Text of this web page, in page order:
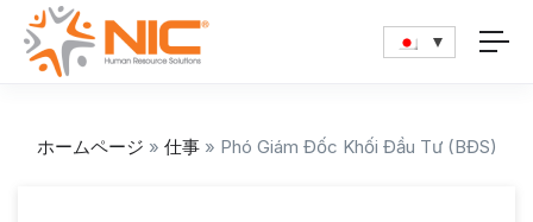
ホームページ » 仕事» Phó Giám Đốc Khối Đầu Tư (BĐS)